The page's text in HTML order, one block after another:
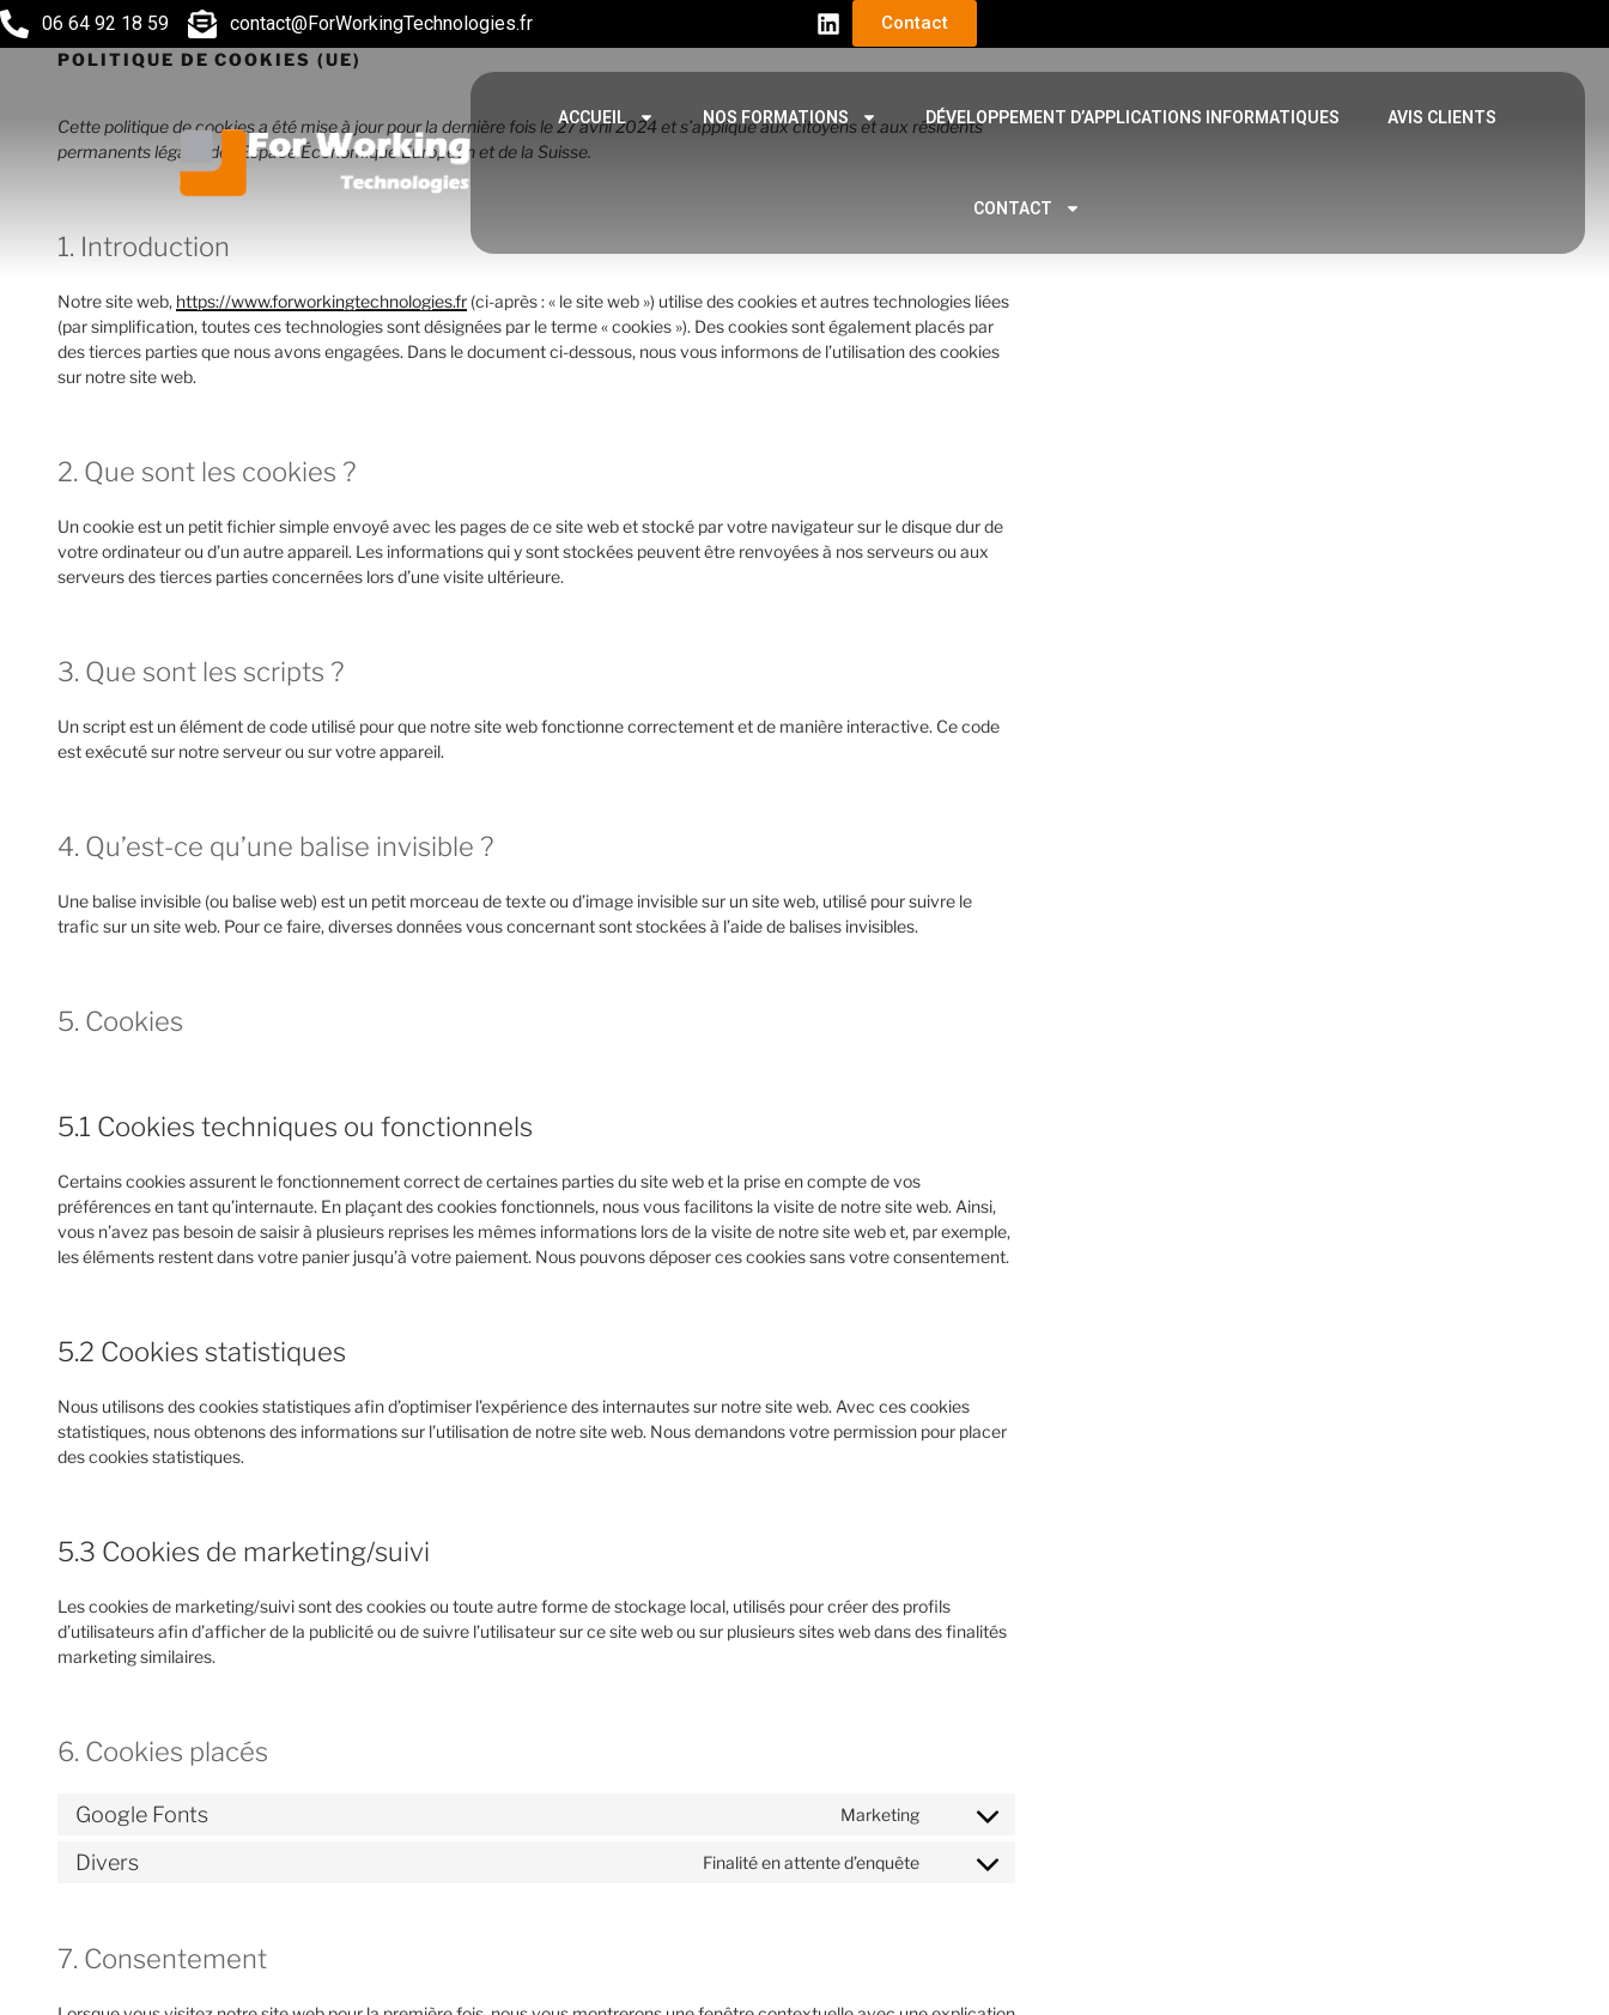
Contact
06 64 92 18 59 contact@ForWorkingTechnologies.fr
ACCUEIL NOS FORMATIONS DÉVELOPPEMENT D’APPLICATIONS INFORMATIQUES AVIS CLIENTS
CONTACT
POLITIQUE DE COOKIES (UE)
Cette politique de cookies a été mise à jour pour la dernière fois le 27 avril 2024 et s’applique aux citoyens et aux résidents
permanents légaux de l’Espace Économique Européen et de la Suisse.
1. Introduction
Notre site web, https://www.forworkingtechnologies.fr (ci-après : « le site web ») utilise des cookies et autres technologies liées
(par simplification, toutes ces technologies sont désignées par le terme « cookies »). Des cookies sont également placés par
des tierces parties que nous avons engagées. Dans le document ci-dessous, nous vous informons de l’utilisation des cookies
sur notre site web.
2. Que sont les cookies ?
Un cookie est un petit fichier simple envoyé avec les pages de ce site web et stocké par votre navigateur sur le disque dur de
votre ordinateur ou d’un autre appareil. Les informations qui y sont stockées peuvent être renvoyées à nos serveurs ou aux
serveurs des tierces parties concernées lors d’une visite ultérieure.
3. Que sont les scripts ?
Un script est un élément de code utilisé pour que notre site web fonctionne correctement et de manière interactive. Ce code
est exécuté sur notre serveur ou sur votre appareil.
4. Qu’est-ce qu’une balise invisible ?
Une balise invisible (ou balise web) est un petit morceau de texte ou d’image invisible sur un site web, utilisé pour suivre le
trafic sur un site web. Pour ce faire, diverses données vous concernant sont stockées à l’aide de balises invisibles.
5. Cookies
5.1 Cookies techniques ou fonctionnels
Certains cookies assurent le fonctionnement correct de certaines parties du site web et la prise en compte de vos
préférences en tant qu’internaute. En plaçant des cookies fonctionnels, nous vous facilitons la visite de notre site web. Ainsi,
vous n’avez pas besoin de saisir à plusieurs reprises les mêmes informations lors de la visite de notre site web et, par exemple,
les éléments restent dans votre panier jusqu’à votre paiement. Nous pouvons déposer ces cookies sans votre consentement.
5.2 Cookies statistiques
Nous utilisons des cookies statistiques afin d’optimiser l’expérience des internautes sur notre site web. Avec ces cookies
statistiques, nous obtenons des informations sur l’utilisation de notre site web. Nous demandons votre permission pour placer
des cookies statistiques.
5.3 Cookies de marketing/suivi
Les cookies de marketing/suivi sont des cookies ou toute autre forme de stockage local, utilisés pour créer des profils
d’utilisateurs afin d’afficher de la publicité ou de suivre l’utilisateur sur ce site web ou sur plusieurs sites web dans des finalités
marketing similaires.
6. Cookies placés
Google Fonts Marketing
Divers Finalité en attente d’enquête
7. Consentement